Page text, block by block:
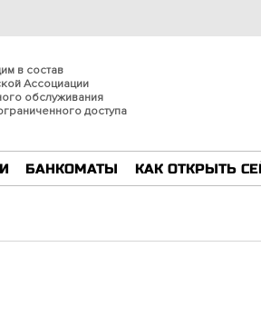
в состав
Ассоциации
обслуживания
доступа
БАНКОМАТЫ КАК ОТКРЫТЬ